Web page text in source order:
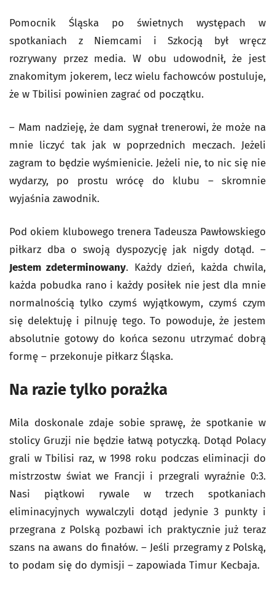
Pomocnik Śląska po świetnych występach w
spotkaniach z Niemcami i Szkocją był wręcz
rozrywany przez media. W obu udowodnił, że jest
znakomitym jokerem, lecz wielu fachowców postuluje,
że w Tbilisi powinien zagrać od początku.
– Mam nadzieję, że dam sygnał trenerowi, że może na
mnie liczyć tak jak w poprzednich meczach. Jeżeli
zagram to będzie wyśmienicie. Jeżeli nie, to nic się nie
wydarzy, po prostu wrócę do klubu – skromnie
wyjaśnia zawodnik.
Pod okiem klubowego trenera Tadeusza Pawłowskiego
piłkarz dba o swoją dyspozycję jak nigdy dotąd. –
Jestem zdeterminowany. Każdy dzień, każda chwila,
każda pobudka rano i każdy posiłek nie jest dla mnie
normalnością tylko czymś wyjątkowym, czymś czym
się delektuję i pilnuję tego. To powoduje, że jestem
absolutnie gotowy do końca sezonu utrzymać dobrą
formę – przekonuje piłkarz Śląska.
Na razie tylko porażka
Mila doskonale zdaje sobie sprawę, że spotkanie w
stolicy Gruzji nie będzie łatwą potyczką. Dotąd Polacy
grali w Tbilisi raz, w 1998 roku podczas eliminacji do
mistrzostw świat we Francji i przegrali wyraźnie 0:3.
Nasi piątkowi rywale w trzech spotkaniach
eliminacyjnych wywalczyli dotąd jedynie 3 punkty i
przegrana z Polską pozbawi ich praktycznie już teraz
szans na awans do finałów. – Jeśli przegramy z Polską,
to podam się do dymisji – zapowiada Timur Kecbaja.